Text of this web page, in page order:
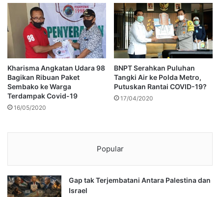
Kharisma Angkatan Udara 98
Bagikan Ribuan Paket
Sembako ke Warga
Terdampak Covid-19
16/05/2020
BNPT Serahkan Puluhan
Tangki Air ke Polda Metro,
Putuskan Rantai COVID-19?
17/04/2020
Popular
Gap tak Terjembatani Antara Palestina dan
Israel